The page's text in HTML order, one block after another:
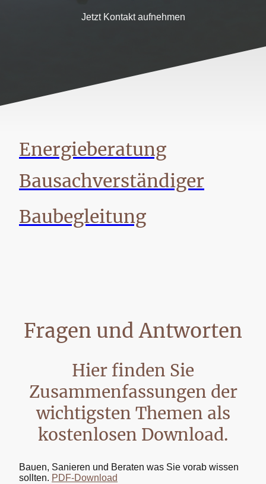
Jetzt Kontakt aufnehmen
Energieberatung
Bausachverständiger
Baubegleitung
Fragen und Antworten
Hier finden Sie
Zusammenfassungen der
wichtigsten Themen als
kostenlosen Download.
Bauen, Sanieren und Beraten was Sie vorab wissen
sollten. PDF-Download